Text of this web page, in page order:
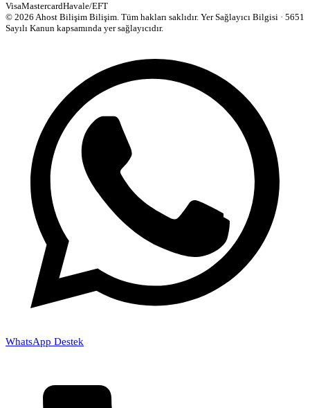
VisaMastercardHavale/EFT
© 2026 Ahost Bilişim Bilişim. Tüm hakları saklıdır. Yer Sağlayıcı Bilgisi · 5651
Sayılı Kanun kapsamında yer sağlayıcıdır.
WhatsApp Destek